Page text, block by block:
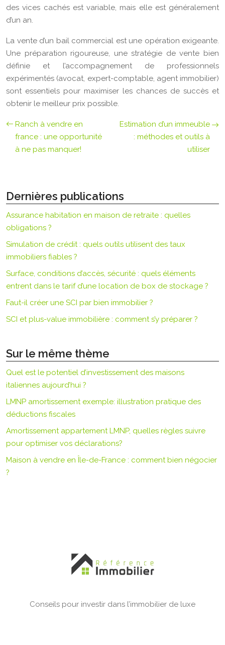
des vices cachés est variable, mais elle est généralement
d’un an.
La vente d’un bail commercial est une opération exigeante.
Une préparation rigoureuse, une stratégie de vente bien
définie et l’accompagnement de professionnels
expérimentés (avocat, expert-comptable, agent immobilier)
sont essentiels pour maximiser les chances de succès et
obtenir le meilleur prix possible.
Ranch à vendre en
france : une opportunité
à ne pas manquer!
Estimation d’un immeuble
: méthodes et outils à
utiliser
Dernières publications
Assurance habitation en maison de retraite : quelles
obligations ?
Simulation de crédit : quels outils utilisent des taux
immobiliers fiables ?
Surface, conditions d’accès, sécurité : quels éléments
entrent dans le tarif d’une location de box de stockage ?
Faut-il créer une SCI par bien immobilier ?
SCI et plus-value immobilière : comment s’y préparer ?
Sur le même thème
Quel est le potentiel d’investissement des maisons
italiennes aujourd’hui ?
LMNP amortissement exemple: illustration pratique des
déductions fiscales
Amortissement appartement LMNP, quelles règles suivre
pour optimiser vos déclarations?
Maison à vendre en Île-de-France : comment bien négocier
?
Conseils pour investir dans l’immobilier de luxe